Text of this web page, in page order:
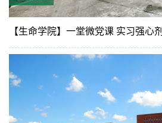
【生命学院】一堂微党课 实习强心剂